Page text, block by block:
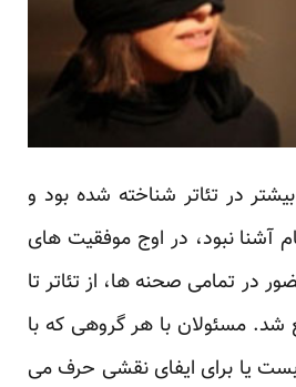
بیشتر در تئاتر شناخته شده بود و
آشنا نبود، در اوج موفقیت های
در تمامی صحنه ها، از تئاتر تا
شد. مسئولان با هر گروهی که با
بست یا برای ایفای نقشی حرف می